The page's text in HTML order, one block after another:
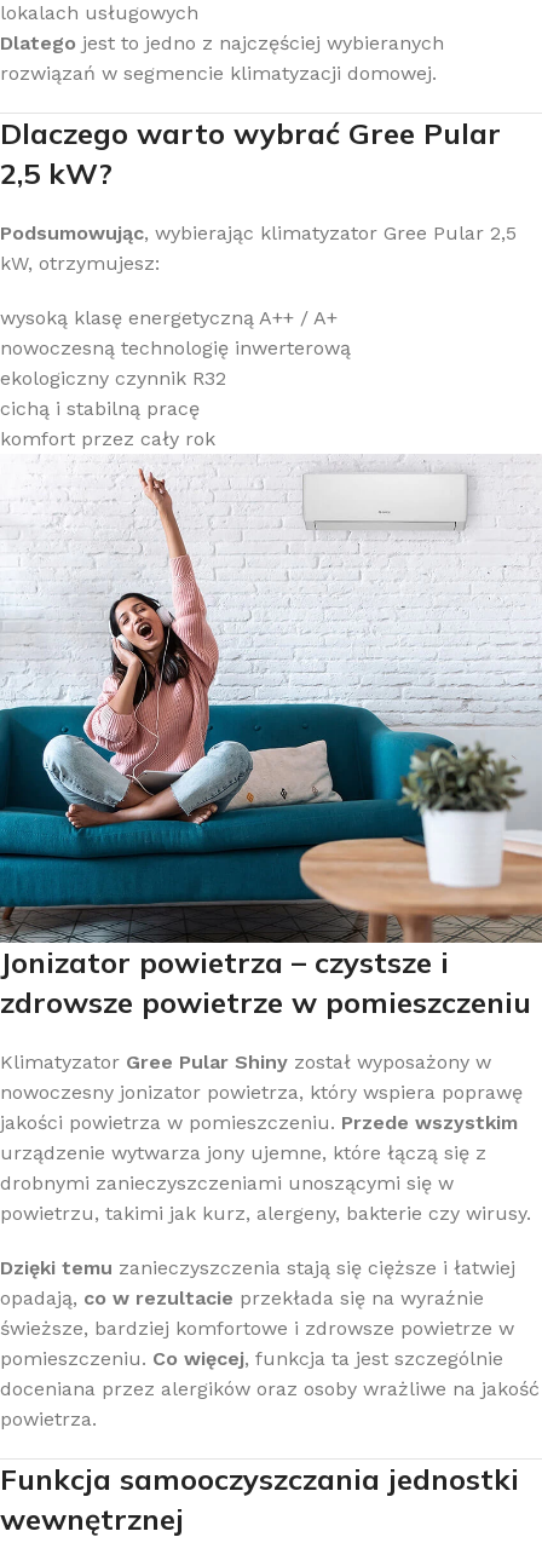
lokalach usługowych
Dlatego jest to jedno z najczęściej wybieranych
rozwiązań w segmencie klimatyzacji domowej.
Dlaczego warto wybrać Gree Pular
2,5 kW?
Podsumowując, wybierając klimatyzator Gree Pular 2,5
kW, otrzymujesz:
wysoką klasę energetyczną A++ / A+
nowoczesną technologię inwerterową
ekologiczny czynnik R32
cichą i stabilną pracę
komfort przez cały rok
Jonizator powietrza – czystsze i
zdrowsze powietrze w pomieszczeniu
Klimatyzator Gree Pular Shiny został wyposażony w
nowoczesny jonizator powietrza, który wspiera poprawę
jakości powietrza w pomieszczeniu. Przede wszystkim
urządzenie wytwarza jony ujemne, które łączą się z
drobnymi zanieczyszczeniami unoszącymi się w
powietrzu, takimi jak kurz, alergeny, bakterie czy wirusy.
Dzięki temu zanieczyszczenia stają się cięższe i łatwiej
opadają, co w rezultacie przekłada się na wyraźnie
świeższe, bardziej komfortowe i zdrowsze powietrze w
pomieszczeniu. Co więcej, funkcja ta jest szczególnie
doceniana przez alergików oraz osoby wrażliwe na jakość
powietrza.
Funkcja samooczyszczania jednostki
wewnętrznej